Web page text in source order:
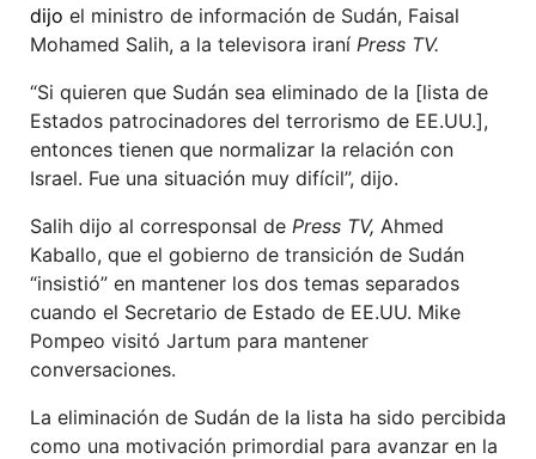
dijo el ministro de información de Sudán, Faisal
Mohamed Salih, a la televisora iraní Press TV.
“Si quieren que Sudán sea eliminado de la [lista de
Estados patrocinadores del terrorismo de EE.UU.],
entonces tienen que normalizar la relación con
Israel. Fue una situación muy difícil”, dijo.
Salih dijo al corresponsal de Press TV, Ahmed
Kaballo, que el gobierno de transición de Sudán
“insistió” en mantener los dos temas separados
cuando el Secretario de Estado de EE.UU. Mike
Pompeo visitó Jartum para mantener
conversaciones.
La eliminación de Sudán de la lista ha sido percibida
como una motivación primordial para avanzar en la